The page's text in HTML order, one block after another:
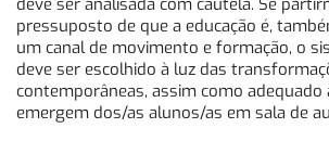
deve ser analisada com cautela. Se
pressuposto de que a educação é,
um canal de movimento e formação, o
deve ser escolhido à luz das
contemporâneas, assim como adequado
emergem dos/as alunos/as em sala de